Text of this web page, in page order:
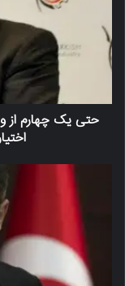
حتی یک چهارم از